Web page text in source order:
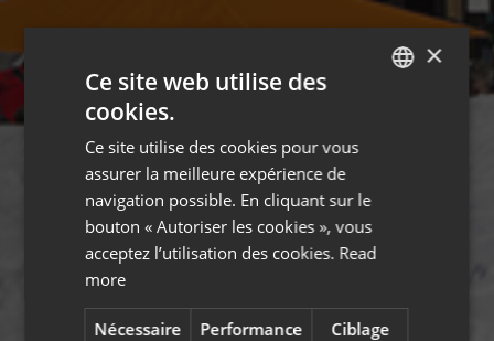
×
Ce site web utilise des
cookies.
Ce site utilise des cookies pour vous
assurer la meilleure expérience de
navigation possible. En cliquant sur le
bouton « Autoriser les cookies », vous
acceptez l’utilisation des cookies. Read
more
Nécessaire Performance Ciblage